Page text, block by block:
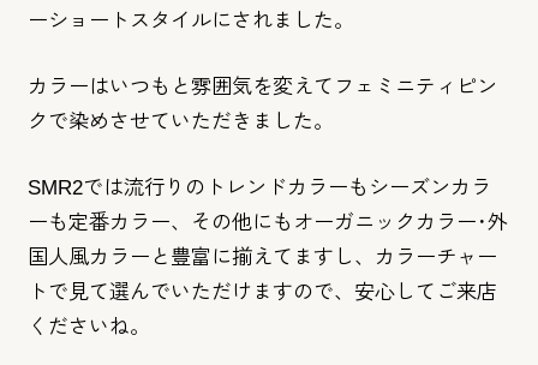
ーショートスタイルにされました。
カラーはいつもと雰囲気を変えてフェミニティピン
クで染めさせて いただきました。
SMR2では流行りのトレンドカラーもシーズンカラ
ーも定番カラ ー、その他にもオーガニックカラー･外
国人風カラーと豊富に揃えてますし、
カラーチャー
トで見て選んでいただけますので、 安心してご来店
くださいね。